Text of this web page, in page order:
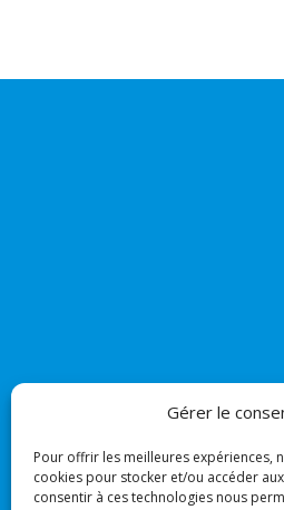
Gérer le
Pour offrir les meilleures expériences,
cookies pour stocker et/ou accéder
consentir à ces technologies nous